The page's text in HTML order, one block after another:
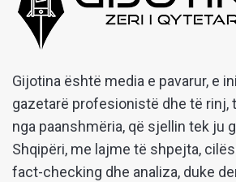
Gijotina është media e pavarur, e
gazetarë profesionistë dhe të rinj,
nga paanshmëria, që sjellin tek ju
Shqipëri, me lajme të shpejta,
fact-checking dhe analiza, duke